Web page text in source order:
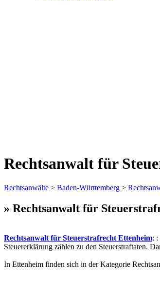
Rechtsanwalt für
Rechtsanwälte > Baden-Württemberg >
» Rechtsanwalt für
Rechtsanwalt für Steuerstrafrecht Ettenheim: :
Steuererklärung zählen zu den Steuerstraftaten.
In Ettenheim finden sich in der Kategorie